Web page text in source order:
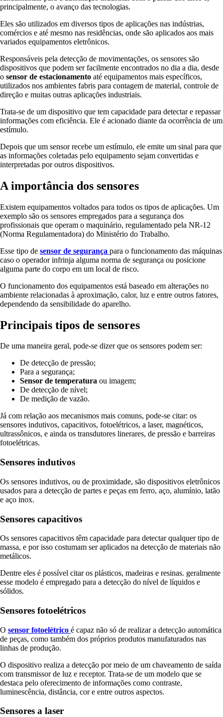
principalmente, o avanço das tecnologias.
Eles são utilizados em diversos tipos de aplicações nas indústrias,
comércios e até mesmo nas residências, onde são aplicados aos mais
variados equipamentos eletrônicos.
Responsáveis pela detecção de movimentações, os sensores são
dispositivos que podem ser facilmente encontrados no dia a dia, desde
o sensor de estacionamento até equipamentos mais específicos,
utilizados nos ambientes fabris para contagem de material, controle de
direção e muitas outras aplicações industriais.
Trata-se de um dispositivo que tem capacidade para detectar e repassar
informações com eficiência. Ele é acionado diante da ocorrência de um
estímulo.
Depois que um sensor recebe um estímulo, ele emite um sinal para que
as informações coletadas pelo equipamento sejam convertidas e
interpretadas por outros dispositivos.
A importância dos sensores
Existem equipamentos voltados para todos os tipos de aplicações. Um
exemplo são os sensores empregados para a segurança dos
profissionais que operam o maquinário, regulamentado pela NR-12
(Norma Regulamentadora) do Ministério do Trabalho.
Esse tipo de sensor de segurança para o funcionamento das máquinas
caso o operador infrinja alguma norma de segurança ou posicione
alguma parte do corpo em um local de risco.
O funcionamento dos equipamentos está baseado em alterações no
ambiente relacionadas à aproximação, calor, luz e entre outros fatores,
dependendo da sensibilidade do aparelho.
Principais tipos de sensores
De uma maneira geral, pode-se dizer que os sensores podem ser:
De detecção de pressão;
Para a segurança;
Sensor de temperatura ou imagem;
De detecção de nível;
De medição de vazão.
Já com relação aos mecanismos mais comuns, pode-se citar: os
sensores indutivos, capacitivos, fotoelétricos, a laser, magnéticos,
ultrassônicos, e ainda os transdutores linerares, de pressão e barreiras
fotoelétricas.
Sensores indutivos
Os sensores indutivos, ou de proximidade, são dispositivos eletrônicos
usados para a detecção de partes e peças em ferro, aço, alumínio, latão
e aço inox.
Sensores capacitivos
Os sensores capacitivos têm capacidade para detectar qualquer tipo de
massa, e por isso costumam ser aplicados na detecção de materiais não
metálicos.
Dentre eles é possível citar os plásticos, madeiras e resinas. geralmente
esse modelo é empregado para a detecção do nível de líquidos e
sólidos.
Sensores fotoelétricos
O sensor fotoelétrico é capaz não só de realizar a detecção automática
de peças, como também dos próprios produtos manufaturados nas
linhas de produção.
O dispositivo realiza a detecção por meio de um chaveamento de saída
com transmissor de luz e receptor. Trata-se de um modelo que se
destaca pelo oferecimento de informações como contraste,
luminescência, distância, cor e entre outros aspectos.
Sensores a laser